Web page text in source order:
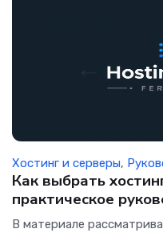
Хостинг и серверы,
Как выбрать
практическое
В материале